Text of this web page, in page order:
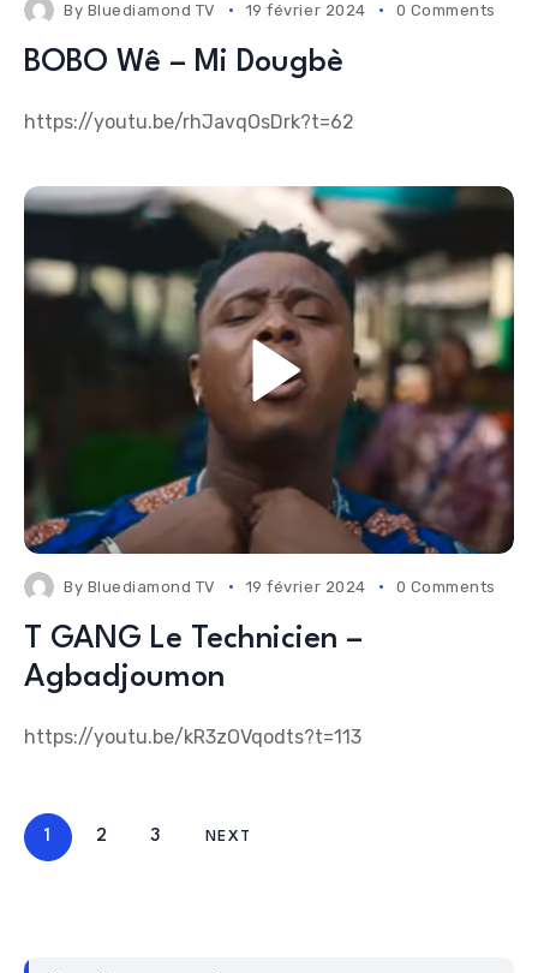
By Bluediamond TV 19 février 2024 0 Comments
BOBO Wê – Mi Dougbè
https://youtu.be/rhJavqOsDrk?t=62
By Bluediamond TV 19 février 2024 0 Comments
T GANG Le Technicien –
Agbadjoumon
https://youtu.be/kR3zOVqodts?t=113
1 2 3 NEXT